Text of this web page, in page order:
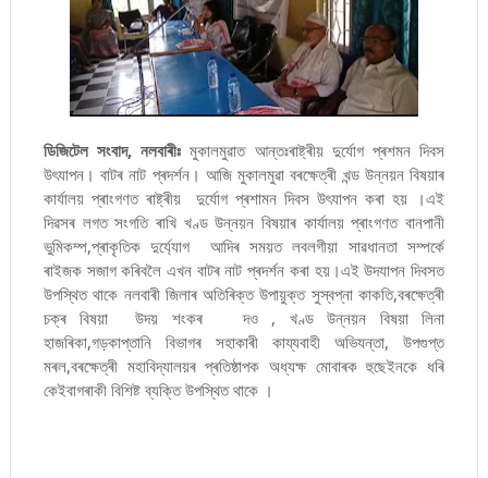
ডিজিটেল সংবাদ, নলবাৰীঃমুকালমুৱাত আন্তঃৰাষ্ট্ৰীয় দুৰ্যোগ প্ৰশমন দিবস
উৎযাপন। বাটৰ নাট প্ৰদৰ্শন। আজি মুকালমুৱা বৰক্ষেত্ৰী খন্ড উন্নয়ন বিষয়াৰ
কাৰ্যালয় প্ৰাংগণত ৰাষ্ট্ৰীয় দুৰ্যোগ প্ৰশামন দিবস উৎযাপন কৰা হয় ।এই
দিৱসৰ লগত সংগতি ৰাখি খণ্ড উন্নয়ন বিষয়াৰ কাৰ্যালয় প্ৰাংগণত বানপানী
ভুমিকম্প,প্ৰাকৃতিক দুৰ্য্যোগ আদিৰ সময়ত লবলগীয়া সাৱধানতা সম্পৰ্কে
ৰাইজক সজাগ কৰিবলৈ এখন বাটৰ নাট প্ৰদৰ্শন কৰা হয়।এই উদযাপন দিবসত
উপস্থিত থাকে নলবাৰী জিলাৰ অতিৰিক্ত উপায়ুক্ত সুস্বপ্না কাকতি,বৰক্ষেত্ৰী
চক্ৰ বিষয়া উদয় শংকৰ দও , খণ্ড উন্নয়ন বিষয়া লিনা
হাজৰিকা,গড়কাপ্তানি বিভাগৰ সহাকাৰী কায্যবাহী অভিযন্তা, উপগুপ্ত
মৰল,বৰক্ষেত্ৰী মহাবিদ্যালয়ৰ প্ৰতিষ্ঠাপক অধ্যক্ষ মোবাৰক হুছেইনকে ধৰি
কেইবাগৰাকী বিশিষ্ট ব্যক্তি উপস্থিত থাকে ।